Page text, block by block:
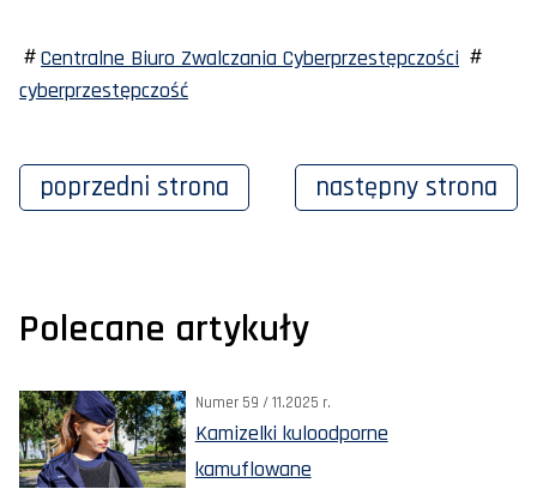
Centralne Biuro Zwalczania Cyberprzestępczości
cyberprzestępczość
poprzedni strona następny strona
Polecane artykuły
Numer 59 / 11.2025 r.
Kamizelki kuloodporne
kamuflowane